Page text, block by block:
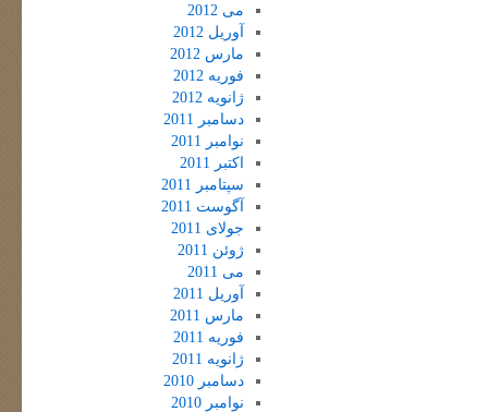
می 2012
آوریل 2012
مارس 2012
فوریه 2012
ژانویه 2012
دسامبر 2011
نوامبر 2011
اکتبر 2011
سپتامبر 2011
آگوست 2011
جولای 2011
ژوئن 2011
می 2011
آوریل 2011
مارس 2011
فوریه 2011
ژانویه 2011
دسامبر 2010
نوامبر 2010